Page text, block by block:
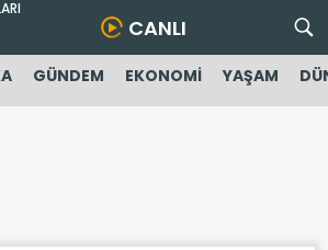
CANLI
GÜNDEM EKONOMİ YAŞAM